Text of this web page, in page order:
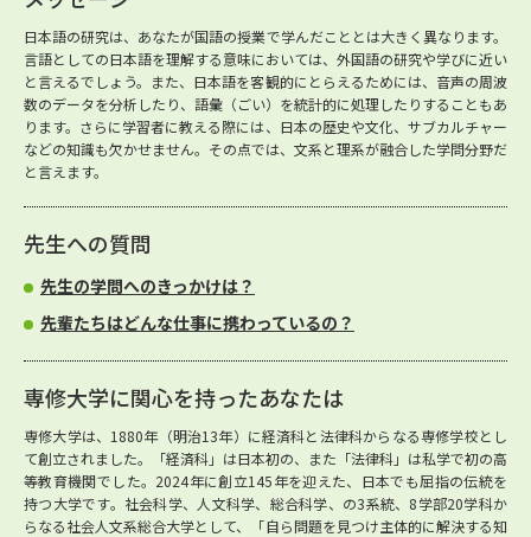
日本語の研究は、あなたが国語の授業で学んだこととは大きく異なります。
言語としての日本語を理解する意味においては、外国語の研究や学びに近い
と言えるでしょう。また、日本語を客観的にとらえるためには、音声の周波
数のデータを分析したり、語彙（ごい）を統計的に処理したりすることもあ
ります。さらに学習者に教える際には、日本の歴史や文化、サブカルチャー
などの知識も欠かせません。その点では、文系と理系が融合した学問分野だ
と言えます。
先生への質問
先生の学問へのきっかけは？
先輩たちはどんな仕事に携わっているの？
専修大学に関心を持ったあなたは
専修大学は、1880年（明治13年）に経済科と法律科からなる専修学校とし
て創立されました。「経済科」は日本初の、また「法律科」は私学で初の高
等教育機関でした。2024年に創立145年を迎えた、日本でも屈指の伝統を
持つ大学です。社会科学、人文科学、総合科学、の3系統、8学部20学科か
らなる社会人文系総合大学として、「自ら問題を見つけ主体的に解決する知